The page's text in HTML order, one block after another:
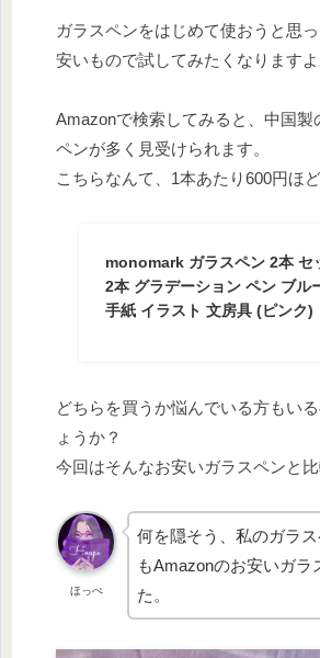
ガラスペンをはじめて使おうと思
安いもので試してみたくなりますよ
Amazonで検索してみると、中国製
ペンが多く見受けられます。
こちらなんて、1本あたり600円ほど
monomark ガラスペン 2本 セ
2本 グラデーション ペン ブル
手紙 イラスト 文房具 (ピンク)
どちらを買うか悩んでいる方もい
ょうか？
今回はそんなお安いガラスペンと比
ほっぺ
何を隠そう、私のガラ
もAmazonのお安いガラ
た。